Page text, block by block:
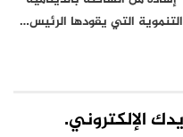
التنموية التي يقودها الرئيس…
الإلكتروني.